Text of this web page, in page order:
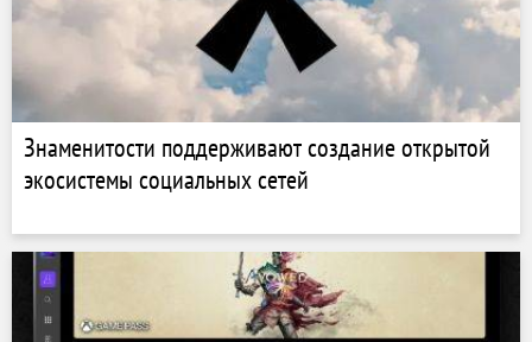
Знаменитости поддерживают создание открытой
экосистемы социальных сетей